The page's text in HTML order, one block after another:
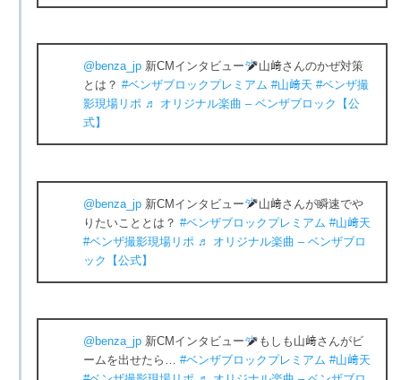
@benza_jp 新CMインタビュー
山﨑さんのかぜ対策
とは？#ベンザブロックプレミアム #山﨑天 #ベンザ撮
影現場リポ ♬ オリジナル楽曲 – ベンザブロック【公
式】
@benza_jp 新CMインタビュー
山﨑さんが瞬速でや
りたいこととは？#ベンザブロックプレミアム #山﨑天
#ベンザ撮影現場リポ ♬ オリジナル楽曲 – ベンザブロ
ック【公式】
@benza_jp 新CMインタビュー
もしも山﨑さんがビ
ームを出せたら…#ベンザブロックプレミアム #山﨑天